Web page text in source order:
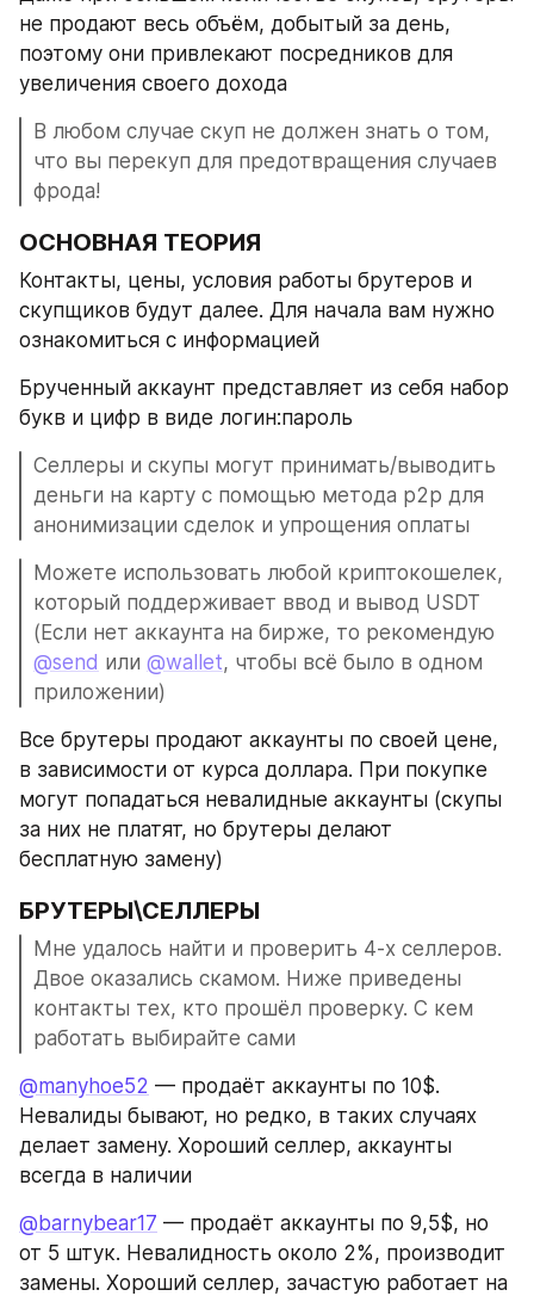
не продают весь объём, добытый за день,
поэтому они привлекают посредников для
увеличения своего дохода
В любом случае скуп не должен знать о том,
что вы перекуп для предотвращения случаев
фрода!
ОСНОВНАЯ ТЕОРИЯ
Контакты, цены, условия работы брутеров и
скупщиков будут далее. Для начала вам нужно
ознакомиться с информацией
Брученный аккаунт представляет из себя набор
букв и цифр в виде логин:пароль
Селлеры и скупы могут принимать/выводить
деньги на карту с помощью метода p2p для
анонимизации сделок и упрощения оплаты
Можете использовать любой криптокошелек,
который поддерживает ввод и вывод USDT
@send или @wallet, чтобы всё было в одном
приложении)
Все брутеры продают аккаунты по своей цене,
в зависимости от курса доллара. При покупке
могут попадаться невалидные аккаунты (скупы
за них не платят, но брутеры делают
бесплатную замену)
БРУТЕРЫ\СЕЛЛЕРЫ
Мне удалось найти и проверить 4-х селлеров.
Двое оказались скамом. Ниже приведены
контакты тех, кто прошёл проверку. С кем
работать выбирайте сами
@manyhoe52 — продаёт аккаунты по 10$.
Невалиды бывают, но редко, в таких случаях
делает замену. Хороший селлер, аккаунты
всегда в наличии
@barnybear17 — продаёт аккаунты по 9,5$, но
от 5 штук. Невалидность около 2%, производит
замены. Хороший селлер, зачастую работает на